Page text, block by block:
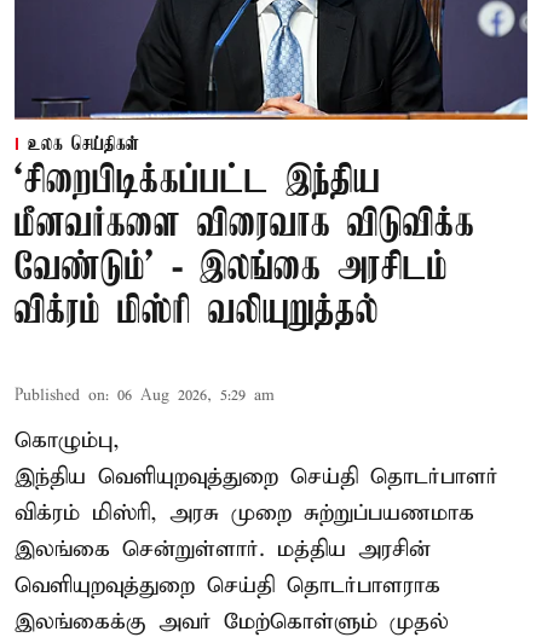
உலக செய்திகள்
‘சிறைபிடிக்கப்பட்ட இந்திய
மீனவர்களை விரைவாக விடுவிக்க
வேண்டும்' - இலங்கை அரசிடம்
விக்ரம் மிஸ்ரி வலியுறுத்தல்
Published on: 06 Aug 2026, 5:29 am
கொழும்பு,
இந்திய வெளியுறவுத்துறை செய்தி தொடர்பாளர்
விக்ரம் மிஸ்ரி, அரசு முறை சுற்றுப்பயணமாக
இலங்கை சென்றுள்ளார். மத்திய அரசின்
வெளியுறவுத்துறை செய்தி தொடர்பாளராக
இலங்கைக்கு அவர் மேற்கொள்ளும் முதல்